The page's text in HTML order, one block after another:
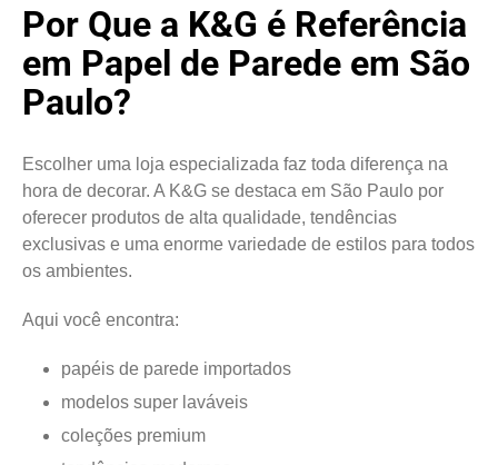
Por Que a K&G é Referência
em Papel de Parede em São
Paulo?
Escolher uma loja especializada faz toda diferença na
hora de decorar. A K&G se destaca em São Paulo por
oferecer produtos de alta qualidade, tendências
exclusivas e uma enorme variedade de estilos para todos
os ambientes.
Aqui você encontra:
papéis de parede importados
modelos super laváveis
coleções premium